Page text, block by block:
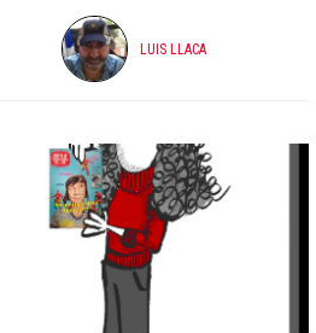
LUIS LLACA